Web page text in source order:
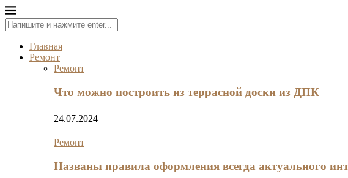
Главная
Ремонт
Ремонт
Что можно построить из террасной доски из ДПК
24.07.2024
Ремонт
Названы правила оформления всегда актуального